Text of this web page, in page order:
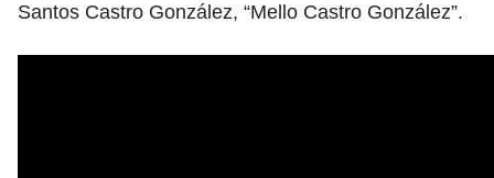
Santos Castro González, “Mello Castro González”.